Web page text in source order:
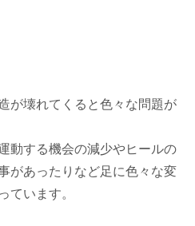
が壊れてくると色々な問題が
動する機会の減少やヒールの
があったりなど足に色々な変
ています。